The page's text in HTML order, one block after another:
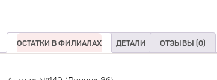
ОСТАТКИ В ФИЛИАЛАХ ДЕТАЛИ ОТЗЫВЫ (0)